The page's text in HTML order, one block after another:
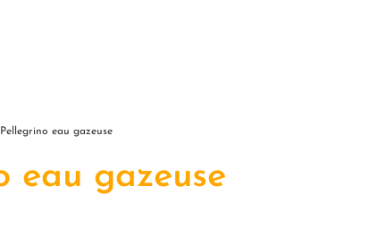
eau gazeuse
eau gazeuse